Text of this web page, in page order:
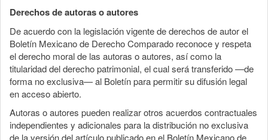
Derechos de autoras o autores
De acuerdo con la legislación vigente de derechos de autor el
Boletín Mexicano de Derecho Comparado reconoce y respeta
el derecho moral de las autoras o autores, así como la
titularidad del derecho patrimonial, el cual será transferido —de
forma no exclusiva— al Boletín para permitir su difusión legal
en acceso abierto.
Autoras o autores pueden realizar otros acuerdos contractuales
independientes y adicionales para la distribución no exclusiva
de la versión del artículo publicado en el Boletín Mexicano de